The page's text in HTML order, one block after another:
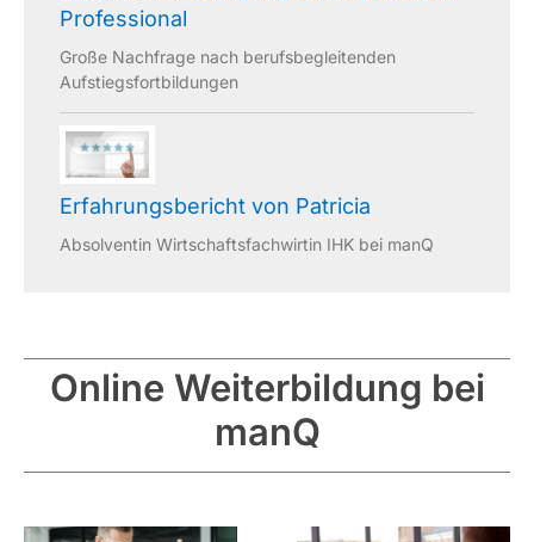
Professional
Große Nachfrage nach berufsbegleitenden
Aufstiegsfortbildungen
Erfahrungsbericht von Patricia
Absolventin Wirtschaftsfachwirtin IHK bei manQ
Online Weiterbildung bei
manQ